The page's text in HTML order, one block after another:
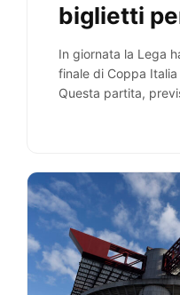
biglietti
In giornata la Lega
finale di Coppa
Questa partita,